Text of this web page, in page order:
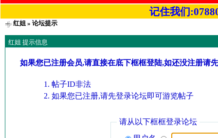
记住我们
红姐» 论坛提示
红姐 提示信息
如果您已注册会员,请直接在底下框框登陆,如还没注册请
帖子ID非法
如果您已注册,请先登录论坛即可游览帖子
请从以下框框登录论坛